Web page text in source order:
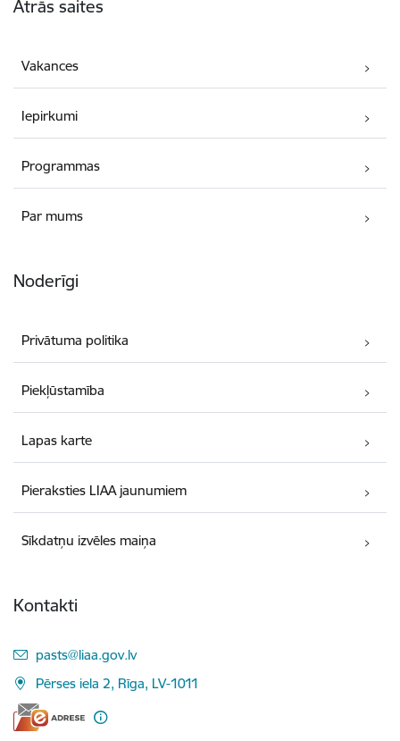
Ātrās saites
Vakances
Iepirkumi
Programmas
Par mums
Noderīgi
Privātuma politika
Piekļūstamība
Lapas karte
Pieraksties LIAA jaunumiem
Sīkdatņu izvēles maiņa
Kontakti
E-pasts:
pasts@liaa.gov.lv
Pērses iela 2, Rīga, LV-1011